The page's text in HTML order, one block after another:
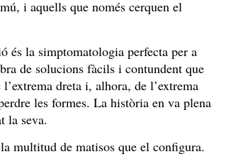
i aquells que només cerquen el
és la simptomatologia perfecta per a
de solucions fàcils i contundent que
dreta i, alhora, de l’extrema
les formes. La història en va plena
la seva.
multitud de matisos que el configura.